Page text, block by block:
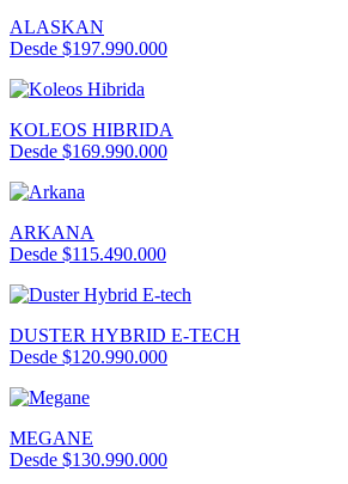
ALASKAN
Desde $197.990.000
KOLEOS HIBRIDA
Desde $169.990.000
ARKANA
Desde $115.490.000
DUSTER HYBRID E-TECH
Desde $120.990.000
MEGANE
Desde $130.990.000